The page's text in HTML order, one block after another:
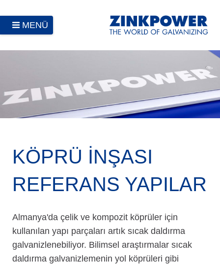
MENÜ
KÖPRÜ İNŞASI
REFERANS YAPILAR
Almanya'da çelik ve kompozit köprüler için
kullanılan yapı parçaları artık sıcak daldırma
galvanizlenebiliyor. Bilimsel araştırmalar sıcak
daldırma galvanizlemenin yol köprüleri gibi